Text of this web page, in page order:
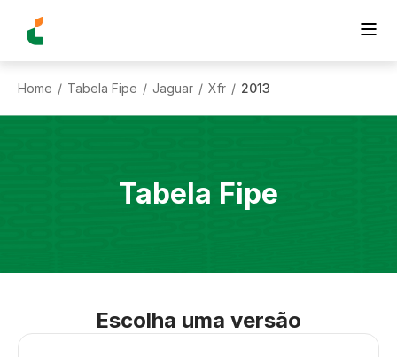
Home / Tabela Fipe / Jaguar / Xfr / 2013
Tabela Fipe
Escolha uma versão